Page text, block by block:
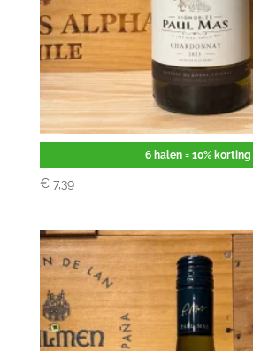
6 halen = 10% korting
Paul Mas Chardonnay
€7,39